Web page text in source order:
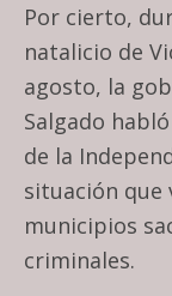
Por cierto,
natalicio de
agosto, la
Salgado
de la
situación que
municipios
criminales.